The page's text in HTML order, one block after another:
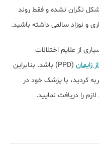
نگران نشده و فقط روند
و نوزاد سالمی داشته باشید.
از علایم اختلالات
زایمان
(PPD) باشد. بنابراین
کردید، با پزشک خود در
را دریافت نمایید.